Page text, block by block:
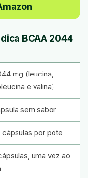
BCAA 2044
mg (leucina,
e valina)
sem sabor
cápsulas por pote
uma vez ao